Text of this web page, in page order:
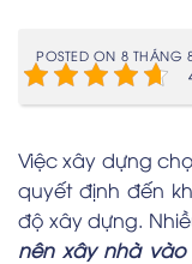
POSTED ON 8 THÁNG
Việc xây dựng
quyết định đến
độ xây dựng.
nên xây nhà